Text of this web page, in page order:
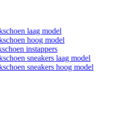
laag model
hoog model
instappers
sneakers laag model
sneakers hoog model